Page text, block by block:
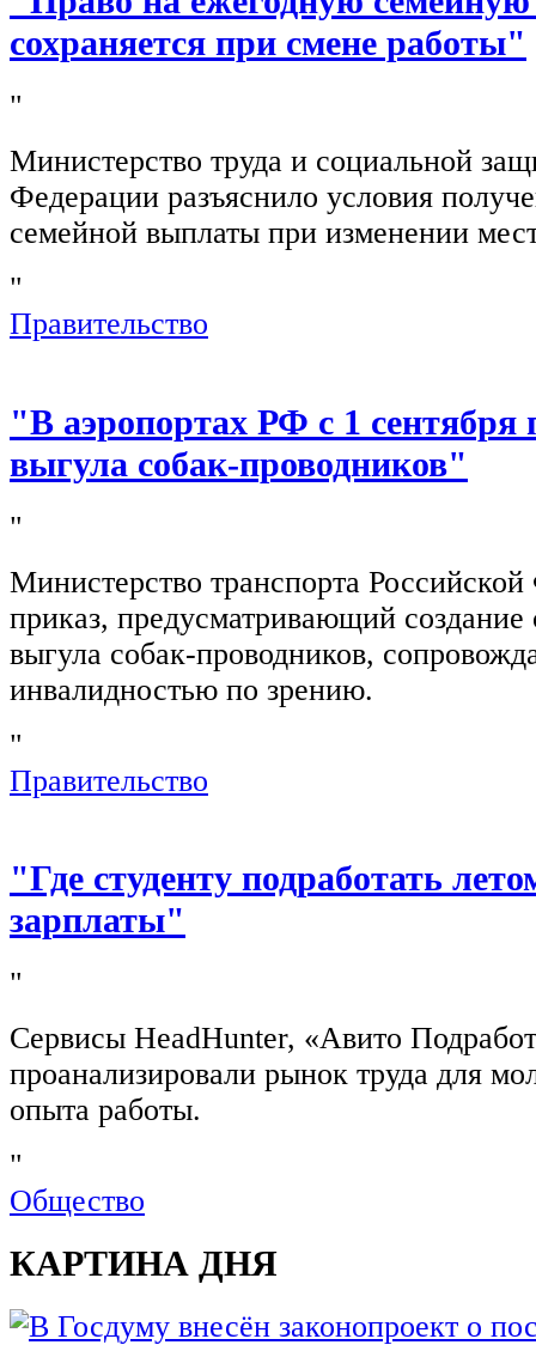
сохраняется при смене работы"
"
Министерство труда и социальной
Федерации разъяснило условия
семейной выплаты при изменении
"
Правительство
"В аэропортах РФ с 1 сентября
выгула собак-проводников"
"
Министерство транспорта
приказ, предусматривающий создание
выгула собак-проводников,
инвалидностью по зрению.
"
Правительство
"Где студенту подработать
зарплаты"
"
Сервисы HeadHunter, «Авито
проанализировали рынок труда для
опыта работы.
"
Общество
КАРТИНА ДНЯ